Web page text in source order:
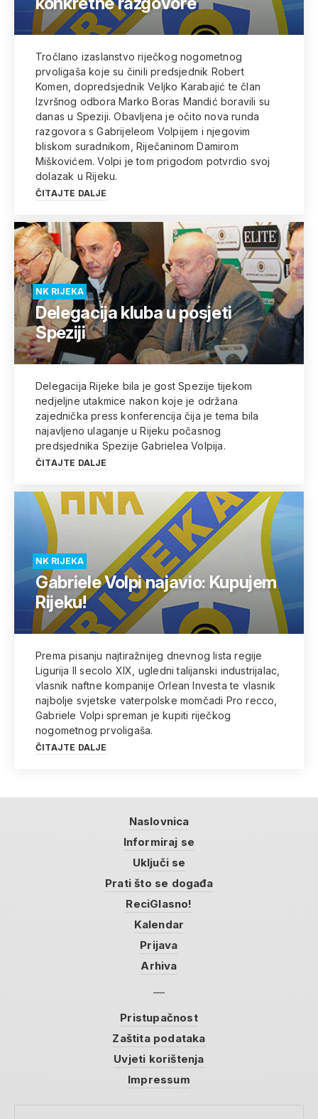
Tročlano izaslanstvo riječkog nogometnog
prvoligaša koje su činili predsjednik Robert
Komen, dopredsjednik Veljko Karabajić te član
Izvršnog odbora Marko Boras Mandić boravili su
danas u Speziji. Obavljena je očito nova runda
razgovora s Gabrijeleom Volpijem i njegovim
bliskom suradnikom, Riječaninom Damirom
Miškovićem. Volpi je tom prigodom potvrdio svoj
dolazak u Rijeku.
ČITAJTE DALJE
NK RIJEKA
Delegacija kluba u posjeti
Speziji
Delegacija Rijeke bila je gost Spezije tijekom
nedjeljne utakmice nakon koje je održana
zajednička press konferencija čija je tema bila
najavljeno ulaganje u Rijeku počasnog
predsjednika Spezije Gabrielea Volpija.
ČITAJTE DALJE
NK RIJEKA
Gabriele Volpi najavio: Kupujem
Rijeku!
Prema pisanju najtiražnijeg dnevnog lista regije
Ligurija Il secolo XIX, ugledni talijanski industrijalac,
vlasnik naftne kompanije Orlean Investa te vlasnik
najbolje svjetske vaterpolske momčadi Pro recco,
Gabriele Volpi spreman je kupiti riječkog
nogometnog prvoligaša.
ČITAJTE DALJE
Naslovnica
Informiraj se
Uključi se
Prati što se događa
ReciGlasno!
Kalendar
Prijava
Arhiva
Pristupačnost
Zaštita podataka
Uvjeti korištenja
Impressum